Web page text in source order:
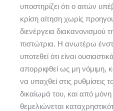
υποστηρίζει ότι ο αιτών
κρίση αίτηση χωρίς
διενέργεια διακανονισμού
πιστώτρια. Η ανωτέρω
υποτεθεί ότι είναι
απορριφθεί ως μη νόμιμη,
να υπαχθεί στις ρυθμίσεις
δικαίωμά του, και από
θεμελιώνεται